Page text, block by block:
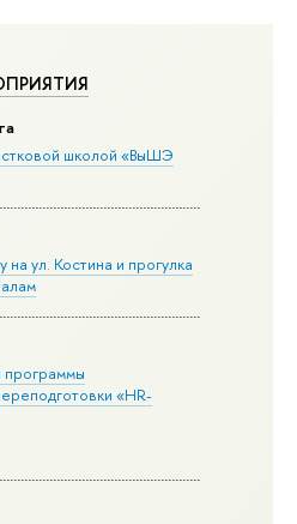
школой «ВыШЭ
на ул. Костина и прогулка
программы
«HR-